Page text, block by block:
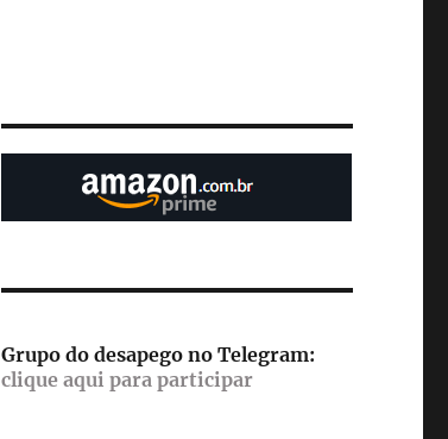
Grupo do desapego no Telegram:
clique aqui para participar